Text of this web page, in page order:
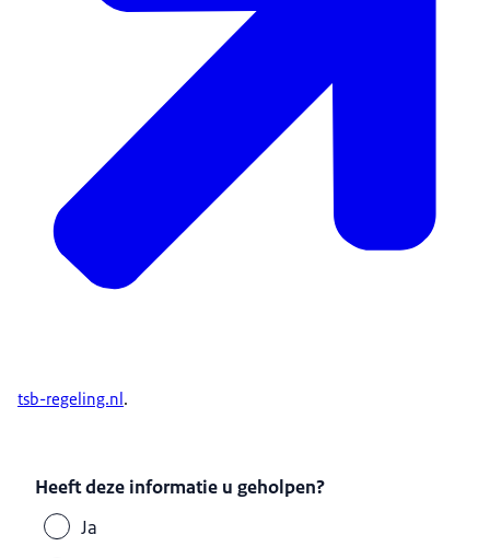
tsb-regeling.nl .
Heeft deze informatie u geholpen?
Ja